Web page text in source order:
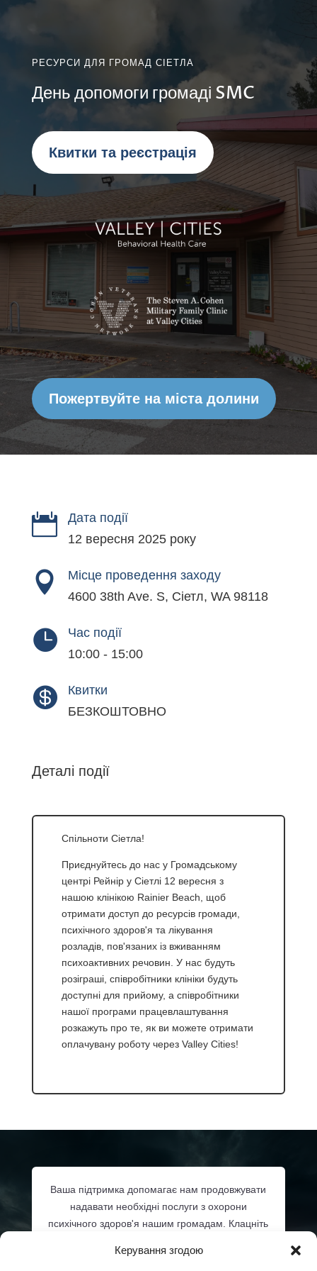
Керування згодою
РЕСУРСИ ДЛЯ ГРОМАД СІЕТЛА
День допомоги громаді SMC
Квитки та реєстрація
Пожертвуйте на міста долини

Дата події
12 вересня 2025 року

Місце проведення заходу
4600 38th Ave. S, Сіетл, WA 98118

Час події
10:00 - 15:00

Квитки
БЕЗКОШТОВНО
Деталі події
Спільноти Сіетла!
Приєднуйтесь до нас у Громадському
центрі Рейнір у Сіетлі 12 вересня з
нашою клінікою Rainier Beach, щоб
отримати доступ до ресурсів громади,
психічного здоров'я та лікування
розладів, пов'язаних із вживанням
психоактивних речовин. У нас будуть
розіграші, співробітники клініки будуть
доступні для прийому, а співробітники
нашої програми працевлаштування
розкажуть про те, як ви можете отримати
оплачувану роботу через Valley Cities!
Ваша підтримка допомагає нам продовжувати
надавати необхідні послуги з охорони
психічного здоров'я нашим громадам. Клацніть
дізнатися про можливості спонсорства та про